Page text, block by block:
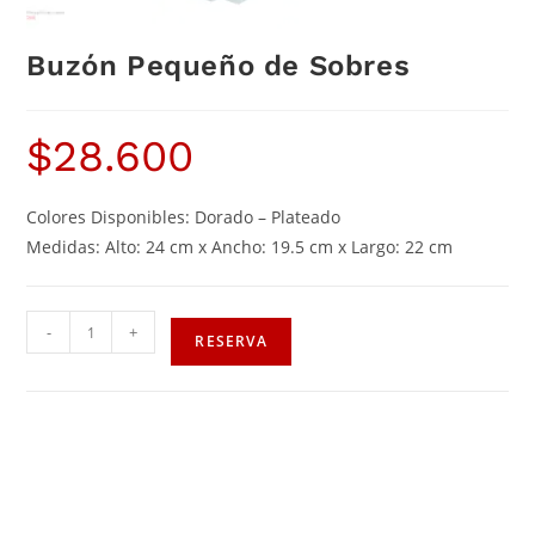
Buzón Pequeño de Sobres
$28.600
Colores Disponibles: Dorado – Plateado
Medidas: Alto: 24 cm x Ancho: 19.5 cm x Largo: 22 cm
- + RESERVA